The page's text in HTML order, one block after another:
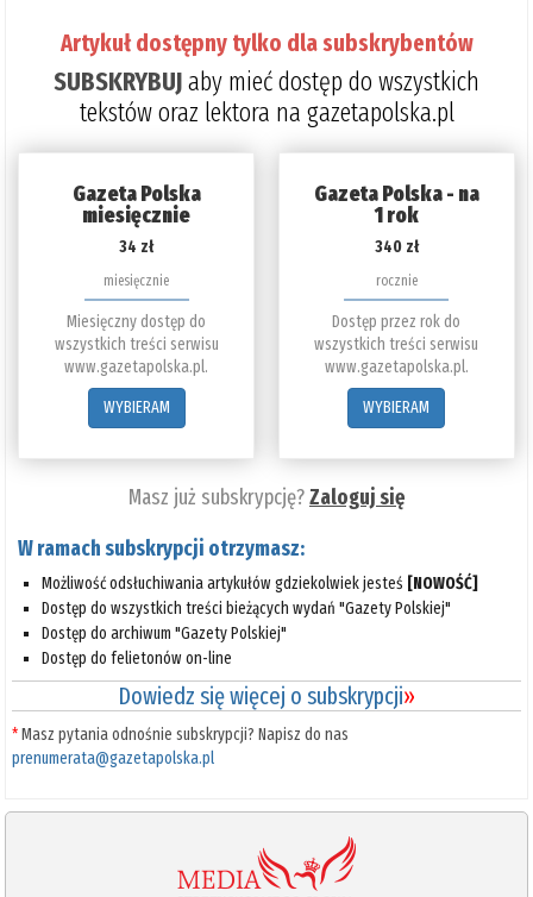
Artykuł dostępny tylko dla subskrybentów
SUBSKRYBUJaby mieć dostęp do wszystkich
tekstów oraz lektora na gazetapolska.pl
Gazeta Polska
miesięcznie
34 zł
miesięcznie
Miesięczny dostęp do
wszystkich treści serwisu
www.gazetapolska.pl.
WYBIERAM
Gazeta Polska - na
1 rok
340 zł
rocznie
Dostęp przez rok do
wszystkich treści serwisu
www.gazetapolska.pl.
WYBIERAM
Masz już subskrypcję?Zaloguj się
W ramach subskrypcji otrzymasz:
Możliwość odsłuchiwania artykułów gdziekolwiek jesteś [NOWOŚĆ]
Dostęp do wszystkich treści bieżących wydań "Gazety Polskiej"
Dostęp do archiwum "Gazety Polskiej"
Dostęp do felietonów on-line
Dowiedz się więcej o subskrypcji»
*Masz pytania odnośnie subskrypcji? Napisz do nas
prenumerata@gazetapolska.pl